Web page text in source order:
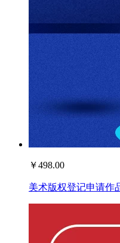
￥498.00
美术版权登记申请作